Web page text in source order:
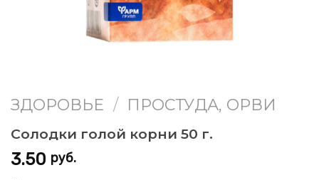
ЗДОРОВЬЕ / ПРОСТУДА, ОРВИ
Солодки голой корни 50 г.
3.50 руб.